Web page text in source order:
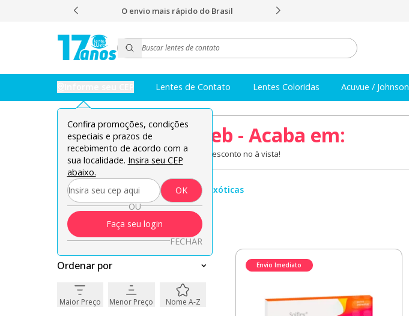
O envio mais rápido do Brasil
Confira promoções, condições
especiais e prazos de
recebimento de acordo com a
sua localidade. Insira seu CEP
abaixo.
OK
OU
Faça seu login
FECHAR
Lentes de Contato Lentes Coloridas Acuvue / Johnson
08.08 Lentes Web - Acaba em:
Lentes de contato em oferta + 8% de desconto no à vista!
Página inicial Lentes Coloridas Lentes Exóticas
Lentes Exóticas
Ordenar por
Maior Preço Menor Preço Nome A-Z
Envio Imediato